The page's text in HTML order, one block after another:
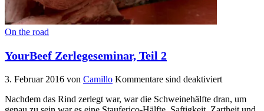
On the road
YourBeef Zerlegeseminar, Teil 2
3. Februar 2016 von Camillo Kommentare sind deaktiviert
Nachdem das Rind zerlegt war, war die Schweinehälfte dran, um